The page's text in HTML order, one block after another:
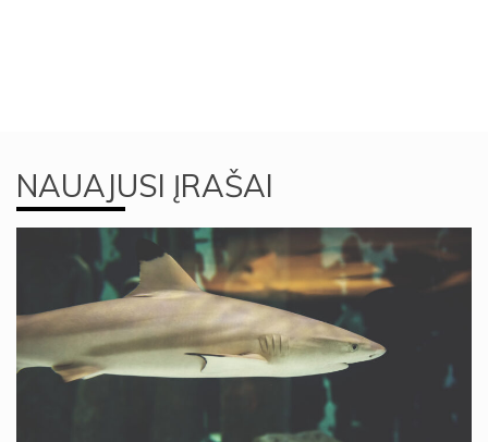
NAUAJUSI ĮRAŠAI